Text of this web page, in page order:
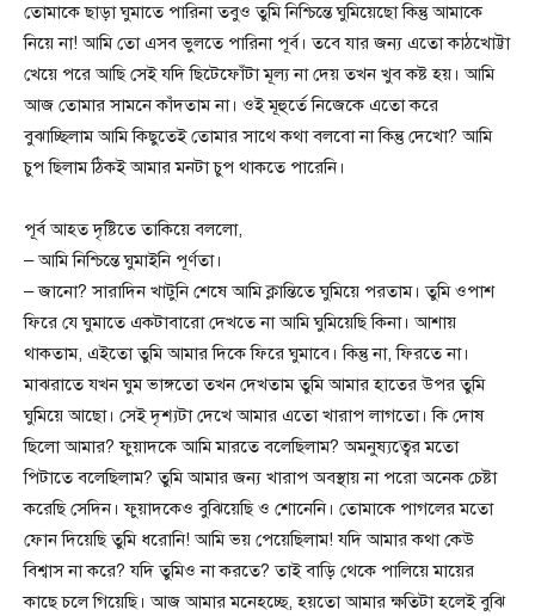
তোমাকে ছাড়া ঘুমাতে পারিনা তবুও তুমি নিশ্চিন্তে ঘুমিয়েছো কিন্তু আমাকে
নিয়ে না! আমি তো এসব ভুলতে পারিনা পূর্ব। তবে যার জন্য এতো কাঠখোট্টা
খেয়ে পরে আছি সেই যদি ছিটেফোঁটা মূল্য না দেয় তখন খুব কষ্ট হয়। আমি
আজ তোমার সামনে কাঁদতাম না। ওই মূহুর্তে নিজেকে এতো করে
বুঝাচ্ছিলাম আমি কিছুতেই তোমার সাথে কথা বলবো না কিন্তু দেখো? আমি
চুপ ছিলাম ঠিকই আমার মনটা চুপ থাকতে পারেনি।
পূর্ব আহত দৃষ্টিতে তাকিয়ে বললো,
– আমি নিশ্চিন্তে ঘুমাইনি পূর্ণতা।
– জানো? সারাদিন খাটুনি শেষে আমি ক্লান্তিতে ঘুমিয়ে পরতাম। তুমি ওপাশ
ফিরে যে ঘুমাতে একটাবারো দেখতে না আমি ঘুমিয়েছি কিনা। আশায়
থাকতাম, এইতো তুমি আমার দিকে ফিরে ঘুমাবে। কিন্তু না, ফিরতে না।
মাঝরাতে যখন ঘুম ভাঙ্গতো তখন দেখতাম তুমি আমার হাতের উপর তুমি
ঘুমিয়ে আছো। সেই দৃশ্যটা দেখে আমার এতো খারাপ লাগতো। কি দোষ
ছিলো আমার? ফুয়াদকে আমি মারতে বলেছিলাম? অমনুষ্যত্বের মতো
পিটাতে বলেছিলাম? তুমি আমার জন্য খারাপ অবস্থায় না পরো অনেক চেষ্টা
করেছি সেদিন। ফুয়াদকেও বুঝিয়েছি ও শোনেনি। তোমাকে পাগলের মতো
ফোন দিয়েছি তুমি ধরোনি! আমি ভয় পেয়েছিলাম! যদি আমার কথা কেউ
বিশ্বাস না করে? যদি তুমিও না করতে? তাই বাড়ি থেকে পালিয়ে মায়ের
কাছে চলে গিয়েছি। আজ আমার মনেহচ্ছে, হয়তো আমার ক্ষতিটা হলেই বুঝি